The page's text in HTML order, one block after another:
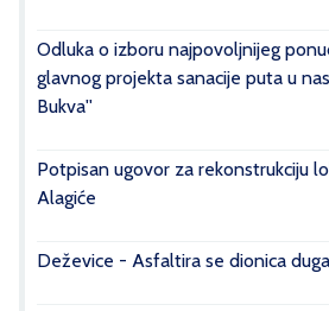
Odluka o izboru najpovoljnijeg
glavnog projekta sanacije puta u
Bukva''
Potpisan ugovor za rekonstrukciju
Alagiće
Deževice - Asfaltira se dionica